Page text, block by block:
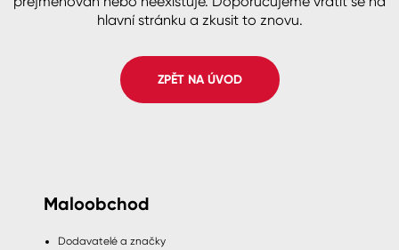
Česko
Slovensko Polsko Worldwide
Fasády
Spreje
hlavní stránku a zkusit to znovu.
ZPĚT NA ÚVOD
Maloobchod
Dodavatelé a značky